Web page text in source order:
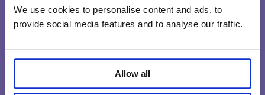
We use cookies to personalise content and ads, to
provide social media features and to analyse our traffic.
Allow all
Information
Om Möbelkillarna
Miljö & Kvalitet